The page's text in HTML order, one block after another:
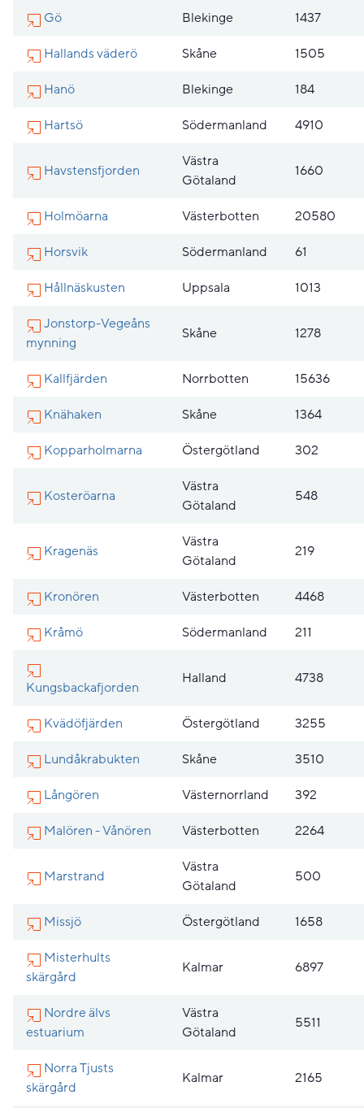
Gö Blekinge 1437
Hallands väderö Skåne 1505
Hanö Blekinge 184
Hartsö Södermanland 4910
Havstensfjorden
Västra
Götaland
1660
Holmöarna Västerbotten 20580
Horsvik Södermanland 61
Hållnäskusten Uppsala 1013
Jonstorp-Vegeåns
mynning
Skåne 1278
Kallfjärden Norrbotten 15636
Knähaken Skåne 1364
Kopparholmarna Östergötland 302
Kosteröarna
Västra
Götaland
548
Kragenäs
Västra
Götaland
219
Kronören Västerbotten 4468
Kråmö Södermanland 211
Kungsbackafjorden
Halland 4738
Kvädöfjärden Östergötland 3255
Lundåkrabukten Skåne 3510
Långören Västernorrland 392
Malören - Vånören Västerbotten 2264
Marstrand
Västra
Götaland
500
Missjö Östergötland 1658
Misterhults
skärgård
Kalmar 6897
Nordre älvs
estuarium
Västra
Götaland
5511
Norra Tjusts
skärgård
Kalmar 2165